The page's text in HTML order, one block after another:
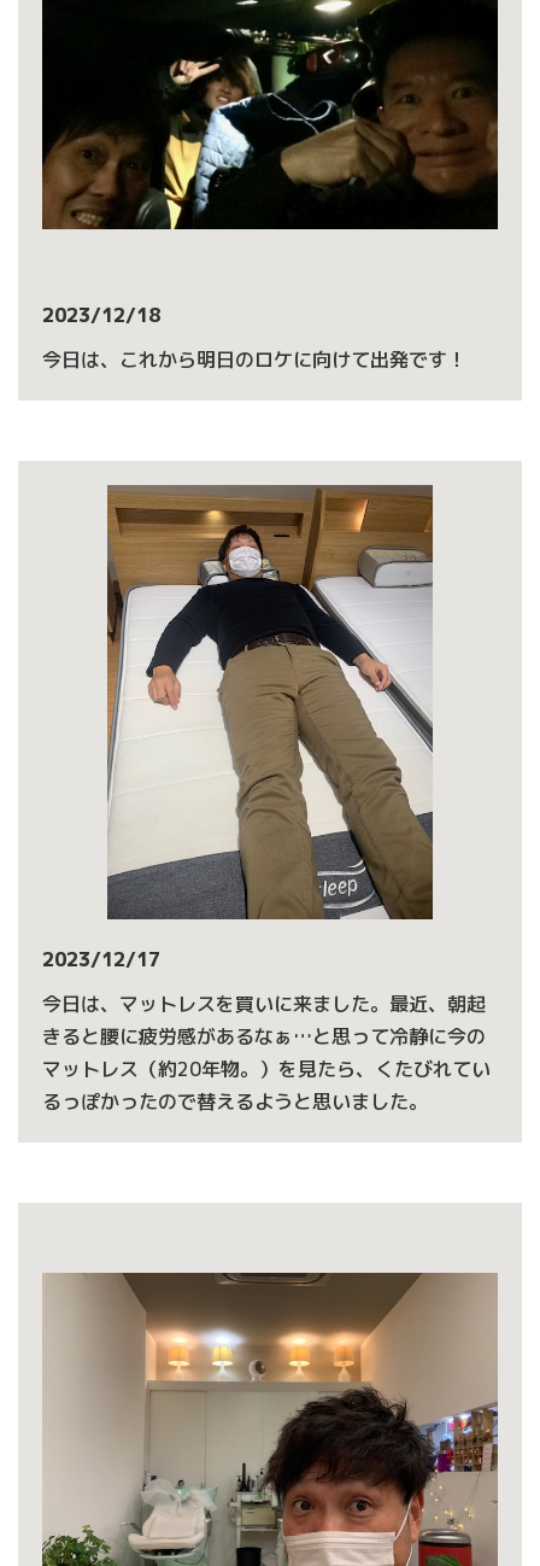
2023/12/18
今日は、これから明日のロケに向けて出発です！
2023/12/17
今日は、マットレスを買いに来ました。最近、朝起
きると腰に疲労感があるなぁ…と思って冷静に今の
マットレス（約20年物。）を見たら、くたびれてい
るっぽかったので替えるようと思いました。